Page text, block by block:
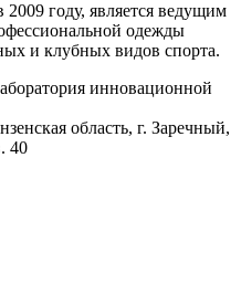
году, является ведущим
одежды
и клубных видов спорта.
инновационной
область, г. Заречный,
40